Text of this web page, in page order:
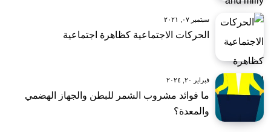
سبتمبر ٠٧, ٢٠٢١
الحركات الاجتماعية كظاهرة اجتماعية
فبراير ٢٠, ٢٠٢٤
ما فوائد مشروب الشمر للبطن والجهاز الهضمي
والمعدة؟